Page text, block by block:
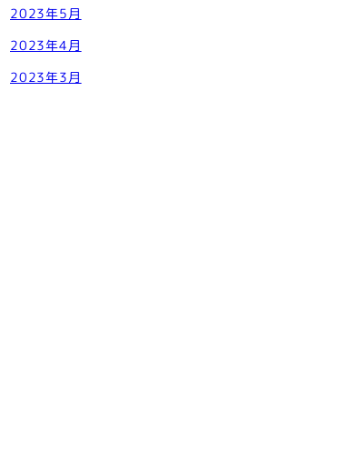
2023年5月
2023年4月
2023年3月